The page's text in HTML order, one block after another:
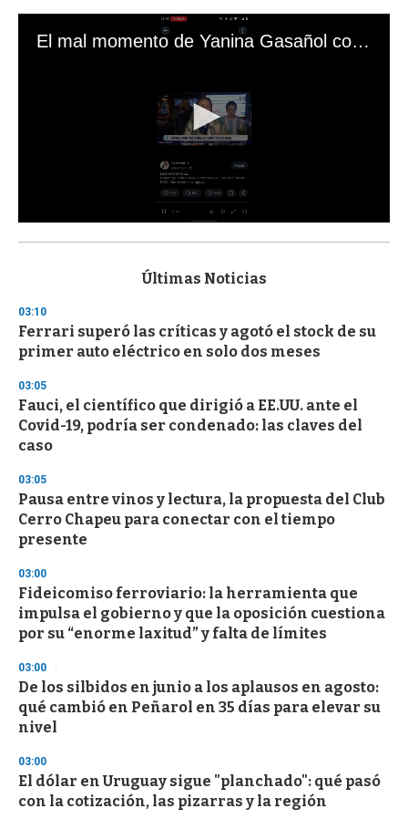
El mal momento de Yanina Gasañol con un hincha argentino en "Subrayado"
s
d
s
o
f
3
s
e
c
o
d
s
Últimas Noticias
03:10
Ferrari superó las críticas y agotó el stock de su
primer auto eléctrico en solo dos meses
03:05
Fauci, el científico que dirigió a EE.UU. ante el
Covid-19, podría ser condenado: las claves del
caso
03:05
Pausa entre vinos y lectura, la propuesta del Club
Cerro Chapeu para conectar con el tiempo
presente
03:00
Fideicomiso ferroviario: la herramienta que
impulsa el gobierno y que la oposición cuestiona
por su “enorme laxitud” y falta de límites
03:00
De los silbidos en junio a los aplausos en agosto:
qué cambió en Peñarol en 35 días para elevar su
nivel
03:00
El dólar en Uruguay sigue "planchado": qué pasó
con la cotización, las pizarras y la región